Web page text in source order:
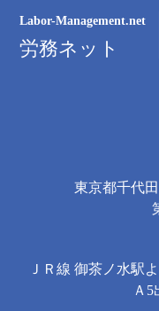
Labor-Management.net
労務ネット
東京都千代
ＪＲ線 御茶ノ水駅
Ａ